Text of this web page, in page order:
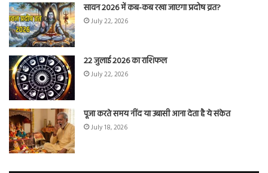
सावन 2026 में कब-कब रखा जाएगा प्रदोष व्रत?
July 22, 2026
22 जुलाई 2026 का राशिफल
July 22, 2026
पूजा करते समय नींद या उबासी आना देता है ये संकेत
July 18, 2026